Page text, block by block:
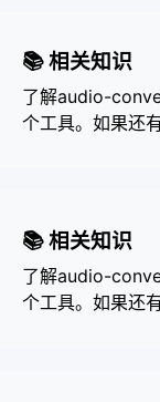
📚 相关知识
了解audio-
个工具。如果还
📚 相关知识
了解audio-
个工具。如果还